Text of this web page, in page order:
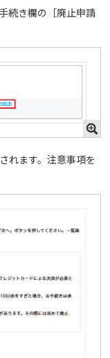
続き欄の［廃止申請
れます。注意事項を